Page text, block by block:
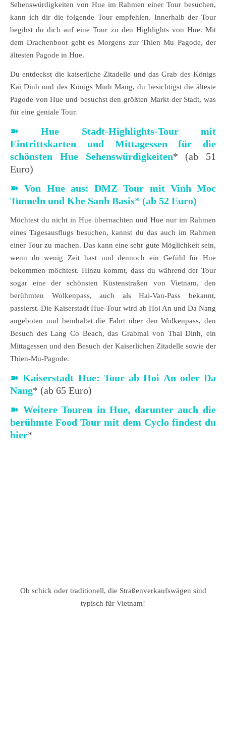
Sehenswürdigkeiten von Hue im Rahmen einer Tour besuchen,
kann ich dir die folgende Tour empfehlen. Innerhalb der Tour
begibst du dich auf eine Tour zu den Highlights von Hue. Mit
dem Drachenboot geht es Morgens zur Thien Mu Pagode, der
ältesten Pagode in Hue.
Du entdeckst die kaiserliche Zitadelle und das Grab des Königs
Kai Dinh und des Königs Minh Mang, du besichtigst die älteste
Pagode von Hue und besuchst den größten Markt der Stadt, was
für eine geniale Tour.
➽
Hue Stadt-Highlights-Tour mit
Eintrittskarten und Mittagessen für die
schönsten Hue Sehenswürdigkeiten* (ab 51
Euro)
➽ Von Hue aus: DMZ Tour mit Vinh Moc
Tunneln und Khe Sanh Basis* (ab 52 Euro)
Möchtest du nicht in Hue übernachten und Hue nur im Rahmen
eines Tagesausflugs besuchen, kannst du das auch im Rahmen
einer Tour zu machen. Das kann eine sehr gute Möglichkeit sein,
wenn du wenig Zeit hast und dennoch ein Gefühl für Hue
bekommen möchtest. Hinzu kommt, dass du während der Tour
sogar eine der schönsten Küstenstraßen von Vietnam, den
berühmten Wolkenpass, auch als Hai-Van-Pass bekannt,
passierst. Die Kaiserstadt Hue-Tour wird ab Hoi An und Da Nang
angeboten und beinhaltet die Fahrt über den Wolkenpass, den
Besuch des Lang Co Beach, das Grabmal von Thai Dinh, ein
Mittagessen und den Besuch der Kaiserlichen Zitadelle sowie der
Thien-Mu-Pagode.
➽ Kaiserstadt Hue: Tour ab Hoi An oder Da
Nang* (ab 65 Euro)
➽ Weitere Touren in Hue, darunter auch die
berühmte Food Tour mit dem Cyclo findest du
hier*
Ob schick oder traditionell, die Straßenverkaufswägen sind
typisch für Vietnam!